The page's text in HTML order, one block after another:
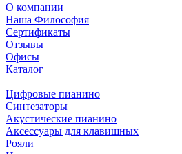
О компании
Наша Философия
Сертификаты
Отзывы
Офисы
Каталог
Цифровые пианино
Синтезаторы
Акустические пианино
Аксессуары для клавишных
Рояли